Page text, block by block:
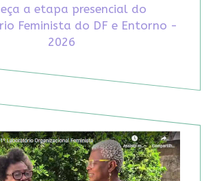
a etapa presencial do
Feminista do DF e Entorno -
2026